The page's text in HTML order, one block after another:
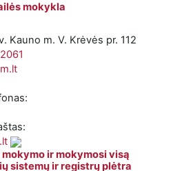
mokykla
Kauno m. V. Krėvės pr. 112
ir mokymosi visą
sistemų ir registrų plėtra